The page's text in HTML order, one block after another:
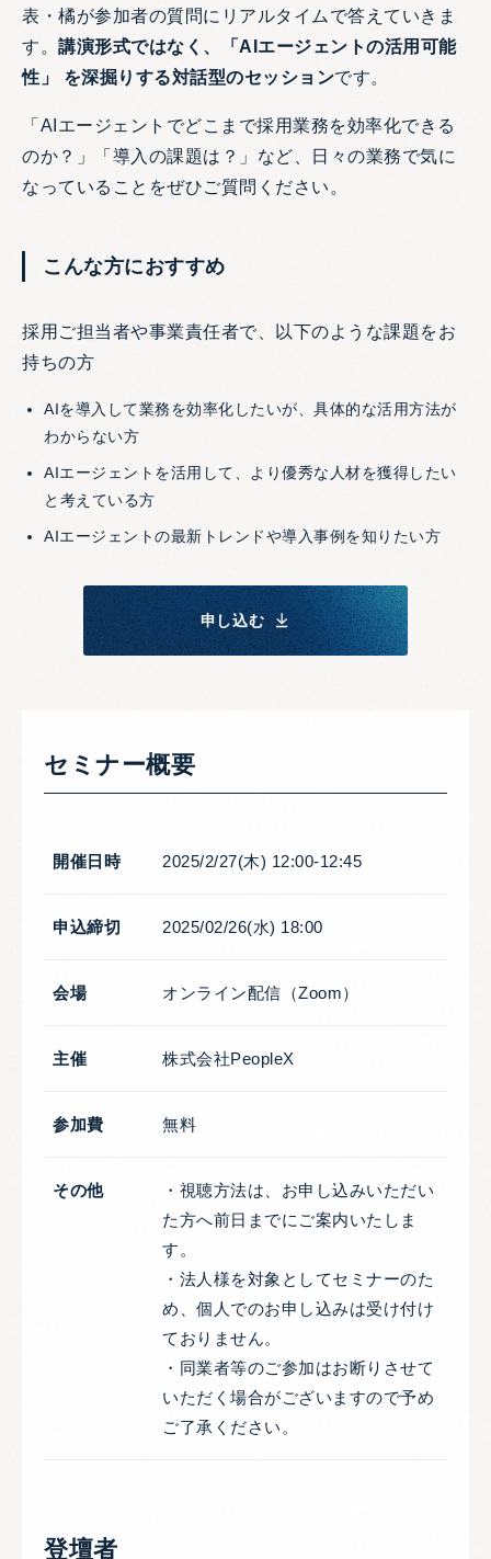
表・橘が参加者の質問にリアルタイムで答えていきま
す。 講演形式ではなく、「AIエージェントの活用可能
性」 を深掘りする対話型のセッションです。
「AIエージェントでどこまで採用業務を効率化できる
のか？」「導入の課題は？」など、日々の業務で気に
なっていることをぜひご質問ください。
こんな方におすすめ
採用ご担当者や事業責任者で、以下のような課題をお
持ちの方
AIを導入して業務を効率化したいが、具体的な活用方法が
わからない方
AIエージェントを活用して、より優秀な人材を獲得したい
と考えている方
AIエージェントの最新トレンドや導入事例を知りたい方
申し込む
セミナー概要
開催日時 2025/2/27(木) 12:00-12:45
申込締切 2025/02/26(水) 18:00
会場 オンライン配信（Zoom）
主催 株式会社PeopleX
参加費 無料
その他
・視聴方法は、お申し込みいただい
た方へ前日までにご案内いたしま
す。
・法人様を対象としてセミナーのた
め、個人でのお申し込みは受け付け
ておりません。
・同業者等のご参加はお断りさせて
いただく場合がございますので予め
ご了承ください。
登壇者